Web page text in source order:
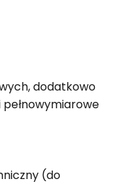
dodatkowo
(do